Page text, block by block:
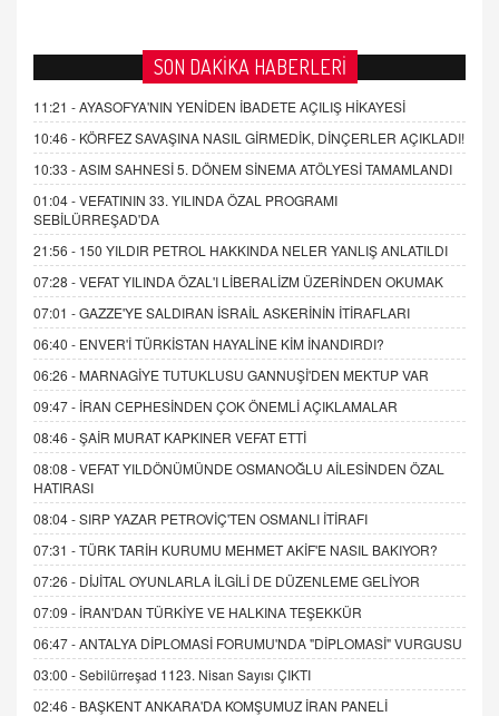
SON DAKİKA HABERLERİ
11:21 -AYASOFYA'NIN YENİDEN İBADETE AÇILIŞ HİKAYESİ
10:46 - KÖRFEZ SAVAŞINA NASIL GİRMEDİK, DİNÇERLER AÇIKLADI!
10:33 -ASIM SAHNESİ 5. DÖNEM SİNEMA ATÖLYESİ TAMAMLANDI
01:04 -VEFATININ 33. YILINDA ÖZAL PROGRAMI
SEBİLÜRREŞAD'DA
21:56 - 150 YILDIR PETROL HAKKINDA NELER YANLIŞ ANLATILDI
07:28 -VEFAT YILINDA ÖZAL'I LİBERALİZM ÜZERİNDEN OKUMAK
07:01 -GAZZE'YE SALDIRAN İSRAİL ASKERİNİN İTİRAFLARI
06:40 - ENVER'İ TÜRKİSTAN HAYALİNE KİM İNANDIRDI?
06:26 - MARNAGİYE TUTUKLUSU GANNUŞİ'DEN MEKTUP VAR
09:47 - İRAN CEPHESİNDEN ÇOK ÖNEMLİ AÇIKLAMALAR
08:46 -ŞAİR MURAT KAPKINER VEFAT ETTİ
08:08 -VEFAT YILDÖNÜMÜNDE OSMANOĞLU AİLESİNDEN ÖZAL
HATIRASI
08:04 -SIRP YAZAR PETROVİÇ'TEN OSMANLI İTİRAFI
07:31 -TÜRK TARİH KURUMU MEHMET AKİF'E NASIL BAKIYOR?
07:26 - DİJİTAL OYUNLARLA İLGİLİ DE DÜZENLEME GELİYOR
07:09 - İRAN'DAN TÜRKİYE VE HALKINA TEŞEKKÜR
06:47 -ANTALYA DİPLOMASİ FORUMU'NDA "DİPLOMASİ" VURGUSU
03:00 -Sebilürreşad 1123. Nisan Sayısı ÇIKTI
02:46 - BAŞKENT ANKARA'DA KOMŞUMUZ İRAN PANELİ